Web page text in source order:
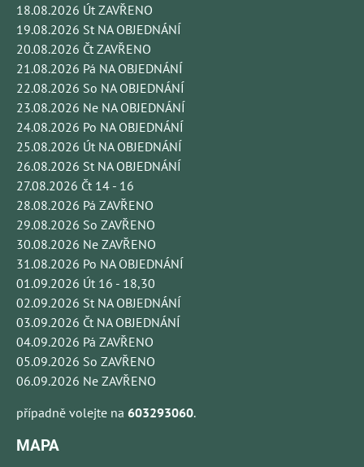
18.08.2026 Út ZAVŘENO
19.08.2026 St NA OBJEDNÁNÍ
20.08.2026 Čt ZAVŘENO
21.08.2026 Pá NA OBJEDNÁNÍ
22.08.2026 So NA OBJEDNÁNÍ
23.08.2026 Ne NA OBJEDNÁNÍ
24.08.2026 Po NA OBJEDNÁNÍ
25.08.2026 Út NA OBJEDNÁNÍ
26.08.2026 St NA OBJEDNÁNÍ
27.08.2026 Čt 14 - 16
28.08.2026 Pá ZAVŘENO
29.08.2026 So ZAVŘENO
30.08.2026 Ne ZAVŘENO
31.08.2026 Po NA OBJEDNÁNÍ
01.09.2026 Út 16 - 18,30
02.09.2026 St NA OBJEDNÁNÍ
03.09.2026 Čt NA OBJEDNÁNÍ
04.09.2026 Pá ZAVŘENO
05.09.2026 So ZAVŘENO
06.09.2026 Ne ZAVŘENO
případně volejte na 603293060.
MAPA